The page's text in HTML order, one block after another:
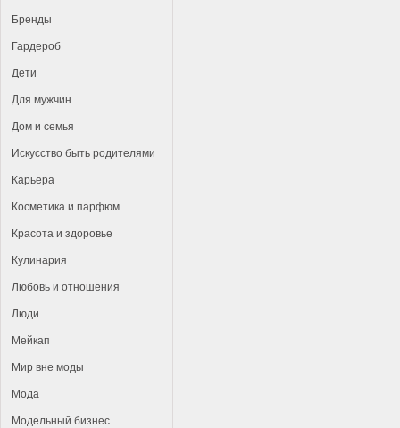
Бренды
Гардероб
Дети
Для мужчин
Дом и семья
Искусство быть родителями
Карьера
Косметика и парфюм
Красота и здоровье
Кулинария
Любовь и отношения
Люди
Мейкап
Мир вне моды
Мода
Модельный бизнес